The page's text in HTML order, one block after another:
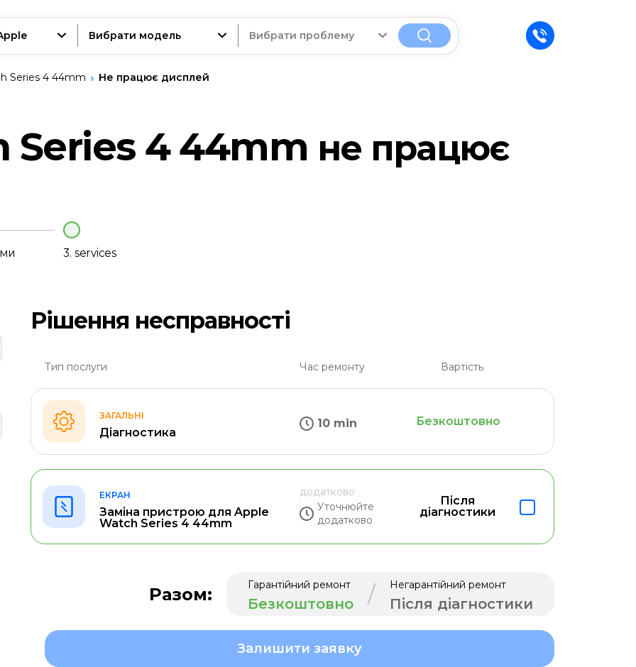
Вибрати модель Вибрати проблему
Series 4 44mm Не працює дисплей
Series 4 44mm не працює
3. services
Рішення несправності
Тип послуги Час ремонту Вартість
ЗАГАЛЬНІ
Діагностика
10 min Безкоштовно
ЕКРАН
Заміна пристрою для Apple
Watch Series 4 44mm
додатково
Уточнюйте
додатково
Після
діагностики
Разом: Гарантійний ремонт
Безкоштовно / Негарантійний ремонт
Після діагностики
Залишити заявку